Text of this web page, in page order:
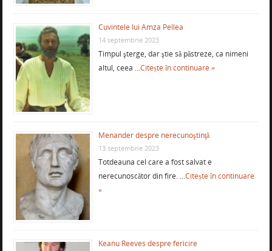
Cuvintele lui Amza Pellea
14 septembrie 2023
Timpul şterge, dar ştie să păstreze, ca nimeni
altul, ceea …Citește în continuare »
Menander despre nerecunoştinţă
13 septembrie 2023
Totdeauna cel care a fost salvat e
nerecunoscător din fire. …Citește în continuare
»
Keanu Reeves despre fericire